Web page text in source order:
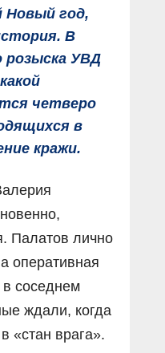
год,
В
розыска УВД
четверо
в
кражи.
Палатов лично
оперативная
в соседнем
ждали, когда
«стан врага».